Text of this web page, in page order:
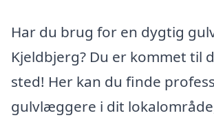
Har du brug for en dygtig
Kjeldbjerg? Du er kommet til
sted! Her kan du finde
gulvlæggere i dit